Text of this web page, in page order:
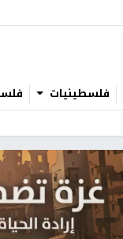
فلسطينيات